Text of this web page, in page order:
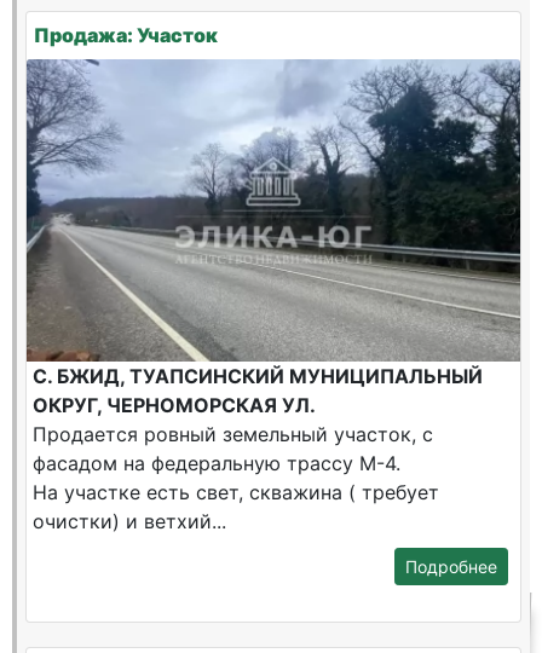
Продажа: Участок
С. БЖИД, ТУАПСИНСКИЙ МУНИЦИПАЛЬНЫЙ
ОКРУГ, ЧЕРНОМОРСКАЯ УЛ.
Продается ровный земельный участок, с
фасадом на федеральную трассу М-4.
На участке есть свет, скважина ( требует
очистки) и ветхий...
Подробнее